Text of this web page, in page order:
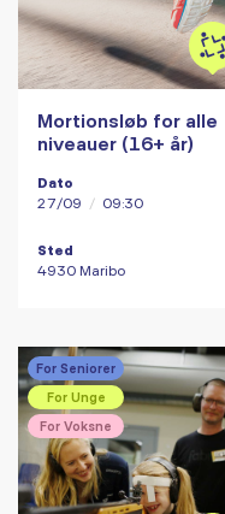
Mortionsløb for alle
niveauer (16+ år)
Dato
27/09 / 09:30
Sted
4930 Maribo
For Seniorer
For Unge
For Voksne